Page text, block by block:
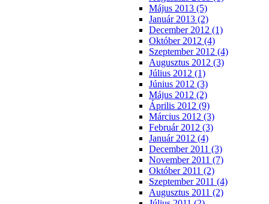
Május 2013 (5)
Január 2013 (2)
December 2012 (1)
Október 2012 (4)
Szeptember 2012 (4)
Augusztus 2012 (3)
Július 2012 (1)
Június 2012 (3)
Május 2012 (2)
Április 2012 (9)
Március 2012 (3)
Február 2012 (3)
Január 2012 (4)
December 2011 (3)
November 2011 (7)
Október 2011 (2)
Szeptember 2011 (4)
Augusztus 2011 (2)